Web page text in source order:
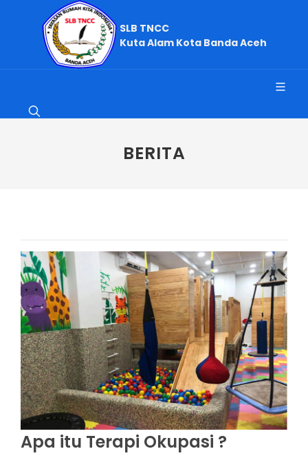
SLB TNCC
Kuta Alam Kota Banda Aceh
BERITA
Apa itu Terapi Okupasi ?